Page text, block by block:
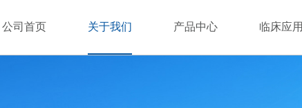
公司首页 关于我们 产品中心 临床应用